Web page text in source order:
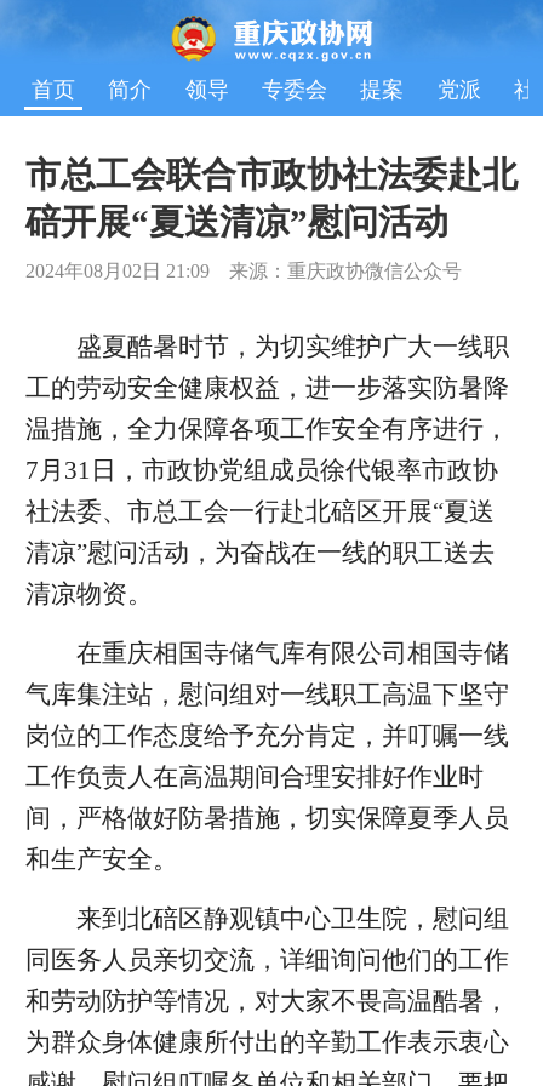
首页 简介 领导 专委会 提案 党派 社
市总工会联合市政协社法委赴北
碚开展“夏送清凉”慰问活动
2024年08月02日 21:09 来源：重庆政协微信公众号
盛夏酷暑时节，为切实维护广大一线职
工的劳动安全健康权益，进一步落实防暑降
温措施，全力保障各项工作安全有序进行，
7月31日，市政协党组成员徐代银率市政协
社法委、市总工会一行赴北碚区开展“夏送
清凉”慰问活动，为奋战在一线的职工送去
清凉物资。
在重庆相国寺储气库有限公司相国寺储
气库集注站，慰问组对一线职工高温下坚守
岗位的工作态度给予充分肯定，并叮嘱一线
工作负责人在高温期间合理安排好作业时
间，严格做好防暑措施，切实保障夏季人员
和生产安全。
来到北碚区静观镇中心卫生院，慰问组
同医务人员亲切交流，详细询问他们的工作
和劳动防护等情况，对大家不畏高温酷暑，
为群众身体健康所付出的辛勤工作表示衷心